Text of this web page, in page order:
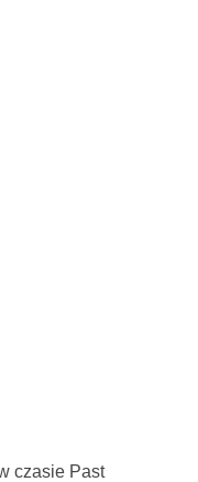
czasie Past